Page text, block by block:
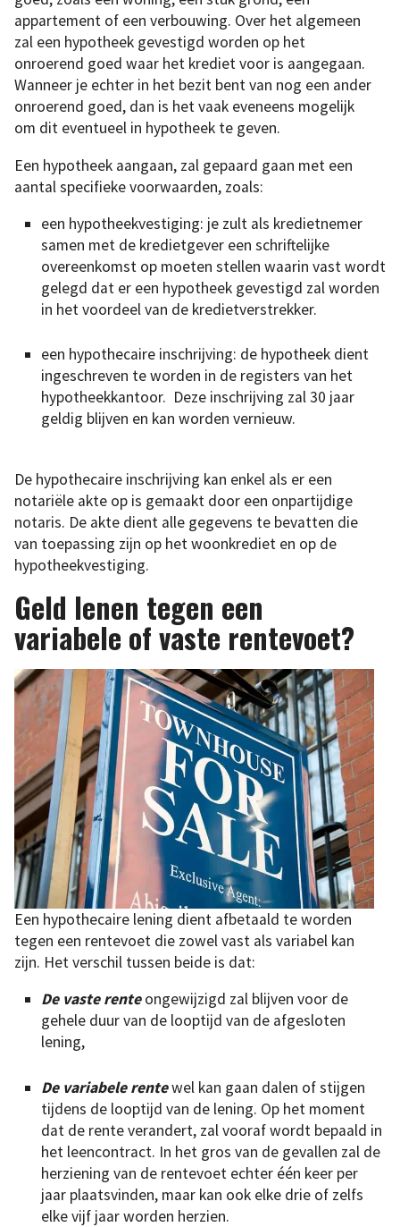
appartement of een verbouwing. Over het algemeen
zal een hypotheek gevestigd worden op het
onroerend goed waar het krediet voor is aangegaan.
Wanneer je echter in het bezit bent van nog een ander
onroerend goed, dan is het vaak eveneens mogelijk
om dit eventueel in hypotheek te geven.
Een hypotheek aangaan, zal gepaard gaan met een
aantal specifieke voorwaarden, zoals:
een hypotheekvestiging: je zult als kredietnemer
samen met de kredietgever een schriftelijke
overeenkomst op moeten stellen waarin vast wordt
gelegd dat er een hypotheek gevestigd zal worden
in het voordeel van de kredietverstrekker.
een hypothecaire inschrijving: de hypotheek dient
ingeschreven te worden in de registers van het
hypotheekkantoor. Deze inschrijving zal 30 jaar
geldig blijven en kan worden vernieuw.
De hypothecaire inschrijving kan enkel als er een
notariële akte op is gemaakt door een onpartijdige
notaris. De akte dient alle gegevens te bevatten die
van toepassing zijn op het woonkrediet en op de
hypotheekvestiging.
Geld lenen tegen een
variabele of vaste rentevoet?
Een hypothecaire lening dient afbetaald te worden
tegen een rentevoet die zowel vast als variabel kan
zijn. Het verschil tussen beide is dat:
De vaste renteongewijzigd zal blijven voor de
gehele duur van de looptijd van de afgesloten
lening,
De variabele rentewel kan gaan dalen of stijgen
tijdens de looptijd van de lening. Op het moment
dat de rente verandert, zal vooraf wordt bepaald in
het leencontract. In het gros van de gevallen zal de
herziening van de rentevoet echter één keer per
jaar plaatsvinden, maar kan ook elke drie of zelfs
elke vijf jaar worden herzien.